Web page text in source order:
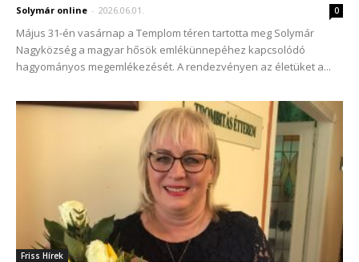
Solymár online - 2026.06.01. 0
Május 31-én vasárnap a Templom téren tartotta meg Solymár
Nagyközség a magyar hősök emlékünnepéhez kapcsolódó
hagyományos megemlékezését. A rendezvényen az életüket a...
Friss Hírek